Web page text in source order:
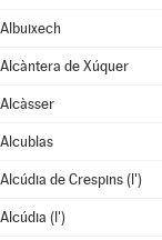
Albuixech
Alcàntera de Xúquer
Alcàsser
Alcublas
Alcúdia de Crespins (l')
Alcúdia (l')